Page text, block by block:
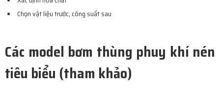
Chọn vật liệu trước, công suất sau
Các model bơm thùng phuy khí nén
tiêu biểu (tham khảo)